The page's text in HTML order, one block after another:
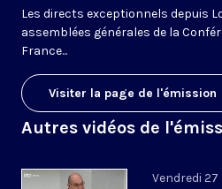
Les directs exceptionnels depuis
assemblées générales de la
France...
Visiter la page de l'émission
Autres vidéos de
Vendredi